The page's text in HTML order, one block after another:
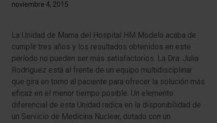
noviembre 4, 2015
La Unidad de Mama del Hospital HM Modelo acaba de
cumplir tres años y los resultados obtenidos en este
período no pueden ser más satisfactorios. La Dra. Julia
Rodríguez está al frente de un equipo multidisciplinar
que gira en torno al paciente para ofrecer la solución más
eficaz en el menor tiempo posible. Un elemento
diferencial de esta Unidad radica en la disponibilidad de
un Servicio de Medicina Nuclear, dotado con un